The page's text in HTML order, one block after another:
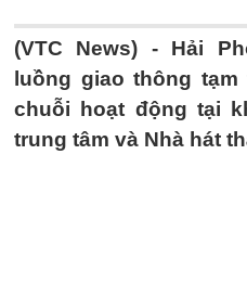
(VTC News) - Hải
luồng giao thông
chuỗi hoạt động tại
trung tâm và Nhà hát